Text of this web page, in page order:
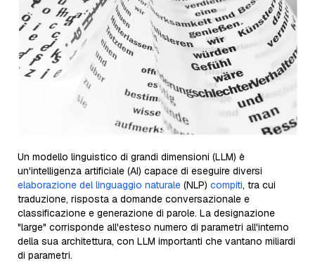
Un modello linguistico di grandi dimensioni (LLM) è
un'intelligenza artificiale (AI) capace di eseguire diversi
elaborazione del linguaggio naturale (NLP) compiti, tra cui
traduzione, risposta a domande conversazionale e
classificazione e generazione di parole. La designazione
"large" corrisponde all'esteso numero di parametri all'interno
della sua architettura, con LLM importanti che vantano miliardi
di parametri.